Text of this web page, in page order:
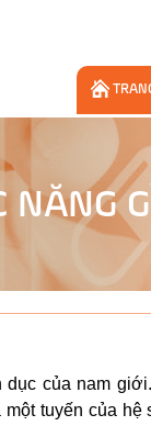
NĂNG
của nam
tuyến của